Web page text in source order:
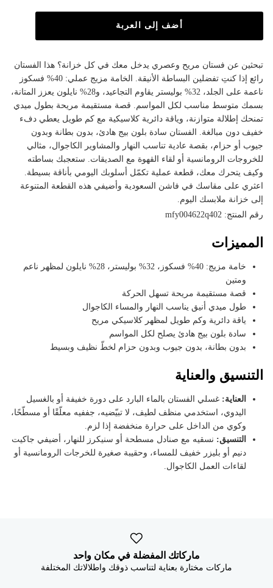
أضف إلى العربة
تبحثين عن فستان مريح وعصري يدخل معك في كل خزانة؟ هذا الفستان
رائع إذا كنتِ تفضلين البساطة الأنيقة. الخامة مزيج عملي: 40% فسكوز
ناعمة على الجلد، 32% بوليستر يقاوم التجاعيد، و28% نايلون يعزز المتانة،
بسمك متوسط مناسب لكل المواسم. قصة مستقيمة مريحة بطول ميدي
تمنحك إطلالة متوازنة، وياقة دائرية كلاسيكية مع كم طويل يعطي دفء
خفيف دون مبالغة. الفستان سادة بلون بيج هادئ، بدون بطانة وبدون
جيوب أو حزام، بقصة عادية تناسب النهار والمشاوير الكاجوال، مثالي
للخروجات الرومانسية أو لقاء القهوة مع الصديقات. ستعجبك بساطته
وكيف يتحرك معك، قطعة عملية تكمّل أسلوبك اليومي بأناقة بسيطة.
اعثري على مقاسك في فاشن السعودية وأضيفي هذه القطعة المتنوعة
إلى خزانة ملابسك اليوم.
رقم المنتج: mfy004622q402
المميزات
خامة مزيج: 40% فسكوز، 32% بوليستر، 28% نايلون لمظهر ناعم
ومتين
قصة مستقيمة مريحة تسهل الحركة
طول ميدي أنيق يناسب النهار والمساء الكاجوال
ياقة دائرية وكم طويل لمظهر كلاسيكي مريح
سادة بلون بيج هادئ يصلح لكل المواسم
بدون بطانة، بدون جيوب وبدون حزام لخطّ نظيف وبسيط
التنسيق والعناية
العناية: غسلي الفستان بالماء البارد على دورة خفيفة أو بالغسيل
اليدوي، استخدمي منظف لطيف، لا تبيّضيه، جففيه معلّقًا أو مسطّحًا،
وكوي من الداخل على حرارة منخفضة إذا لزم.
التنسيق: نسقيه مع صنادل مسطحة أو سنيكرز للنهار، أضيفي جاكيت
دنيم أو بليزر خفيف للمساء، وحقيبة صغيرة للخرجات الرومانسية أو
لقاءات العمل الكاجوال.
ماركاتك المفضلة في مكان واحد
ماركات مختارة بعناية لتناسب ذوقك واطلالاتك المختلفة